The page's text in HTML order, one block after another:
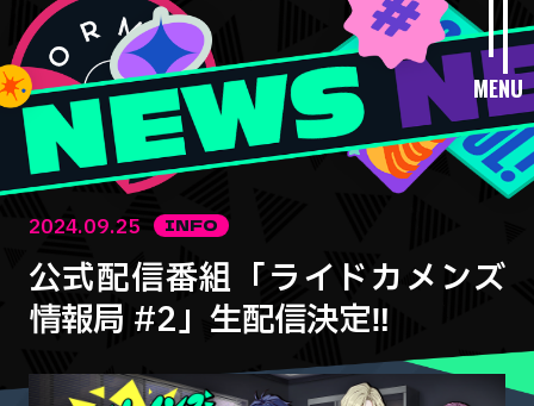
MENU
2024.09.25 INFO
公式配信番組「ライドカメンズ
情報局 #2」生配信決定‼